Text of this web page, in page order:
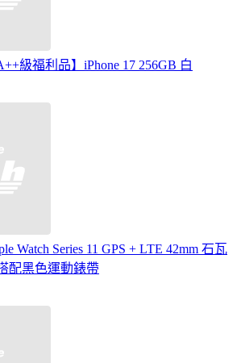
級福利品】iPhone 17 256GB 白
Watch Series 11 GPS + LTE 42mm 石瓦
配黑色運動錶帶